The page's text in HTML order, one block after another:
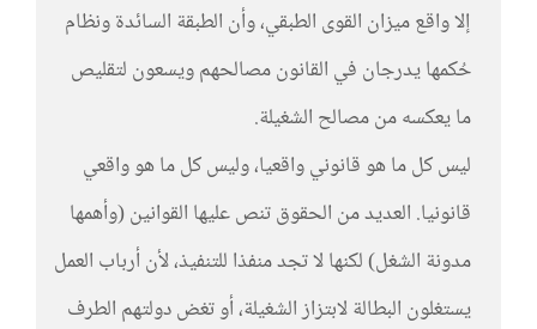
إلا واقع ميزان القوى الطبقي، وأن الطبقة السائدة ونظام
حُكمها يدرجان في القانون مصالحهم ويسعون لتقليص
ما يعكسه من مصالح الشغيلة.
ليس كل ما هو قانوني واقعيا، وليس كل ما هو واقعي
قانونيا. العديد من الحقوق تنص عليها القوانين (وأهمها
مدونة الشغل) لكنها لا تجد منفذا للتنفيذ، لأن أرباب العمل
يستغلون البطالة لابتزاز الشغيلة، أو تغض دولتهم الطرف